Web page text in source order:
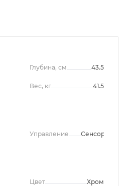
Глубина, см 43.5
Вес, кг 41.5
Управление Сенсорное
Цвет
Хром